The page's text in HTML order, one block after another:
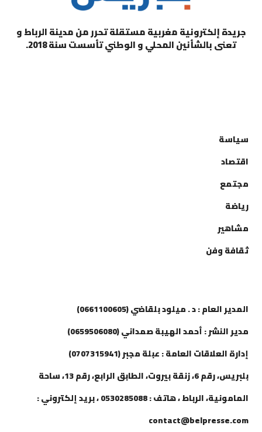
جريدة إلكترونية مغربية مستقلة تحرر من مدينة الرباط و
تعنى بالشأنين المحلي و الوطني تأسست سنة 2018.
سياسة
اقتصاد
مجتمع
رياضة
مشاهير
ثقافة وفن
المدير العام : د . ميلود بلقاضي (0661100605)
مدير النشر : أحمد الهيبة صمداني (0659506080)
إدارة العلاقات العامة : عبلة مجبر (0707315941)
بلبريس، رقم 6، زنقة بيروت، الطابق الرابع، رقم 13، ساحة
المامونية، الرباط ، هاتف : 0530285088 ، بريد إلكتروني :
contact@belpresse.com